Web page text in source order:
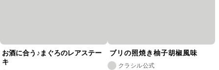
お酒に合う♪まぐろのレアステー
キ
ブリの照焼き柚子胡椒風味
クラシル公式